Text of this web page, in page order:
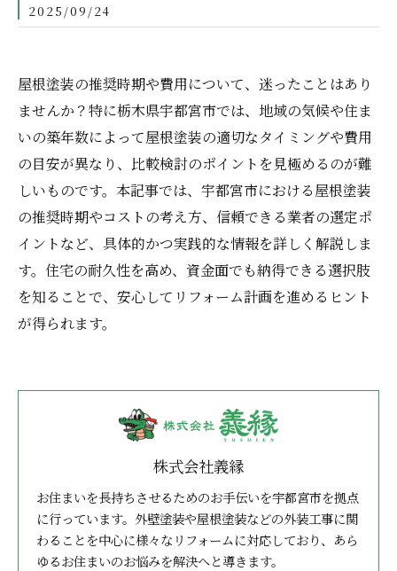
2025/09/24
屋根塗装の推奨時期や費用について、迷ったことはあり
ませんか？特に栃木県宇都宮市では、地域の気候や住ま
いの築年数によって屋根塗装の適切なタイミングや費用
の目安が異なり、比較検討のポイントを見極めるのが難
しいものです。本記事では、宇都宮市における屋根塗装
の推奨時期やコストの考え方、信頼できる業者の選定ポ
イントなど、具体的かつ実践的な情報を詳しく解説しま
す。住宅の耐久性を高め、資金面でも納得できる選択肢
を知ることで、安心してリフォーム計画を進めるヒント
が得られます。
株式会社義縁
お住まいを長持ちさせるためのお手伝いを宇都宮市を拠点
に行っています。外壁塗装や屋根塗装などの外装工事に関
わることを中心に様々なリフォームに対応しており、あら
ゆるお住まいのお悩みを解決へと導きます。